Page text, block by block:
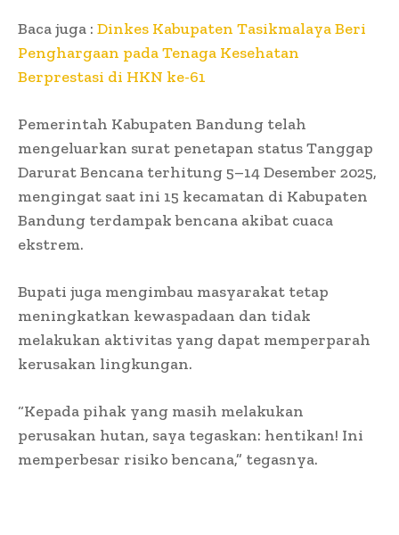
Baca juga : Dinkes Kabupaten Tasikmalaya Beri
Penghargaan pada Tenaga Kesehatan
Berprestasi di HKN ke-61
Pemerintah Kabupaten Bandung telah
mengeluarkan surat penetapan status Tanggap
Darurat Bencana terhitung 5–14 Desember 2025,
mengingat saat ini 15 kecamatan di Kabupaten
Bandung terdampak bencana akibat cuaca
ekstrem.
Bupati juga mengimbau masyarakat tetap
meningkatkan kewaspadaan dan tidak
melakukan aktivitas yang dapat memperparah
kerusakan lingkungan.
“Kepada pihak yang masih melakukan
perusakan hutan, saya tegaskan: hentikan! Ini
memperbesar risiko bencana,” tegasnya.